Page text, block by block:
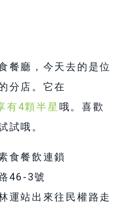
餐廳，今天去的是位
分店。它在
4顆半星 哦。喜歡
試哦。
食餐飲連鎖
46-3號
運站出來往民權路走